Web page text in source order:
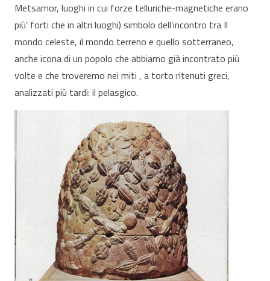
Metsamor, luoghi in cui forze telluriche-magnetiche erano
più’ forti che in altri luoghi) simbolo dell’incontro tra Il
mondo celeste, il mondo terreno e quello sotterraneo,
anche icona di un popolo che abbiamo già incontrato più
volte e che troveremo nei miti , a torto ritenuti greci,
analizzati più tardi: il pelasgico.